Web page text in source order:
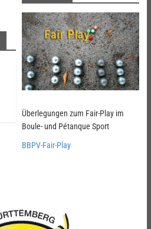
Überlegungen zum Fair-Play im
Boule- und Pétanque Sport
BBPV-Fair-Play